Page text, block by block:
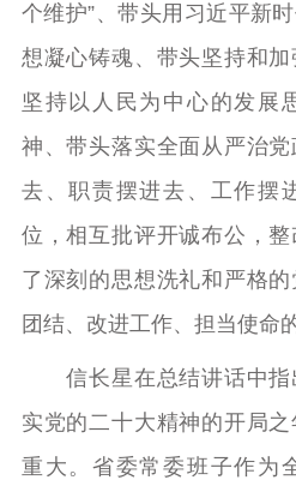
个维护”、带头用习近平新
想凝心铸魂、带头坚持和
坚持以人民为中心的发展
神、带头落实全面从严治
去、职责摆进去、工作摆
位，相互批评开诚布公，
了深刻的思想洗礼和严格
团结、改进工作、担当使命
信长星在总结讲话中指
实党的二十大精神的开局
重大。省委常委班子作为